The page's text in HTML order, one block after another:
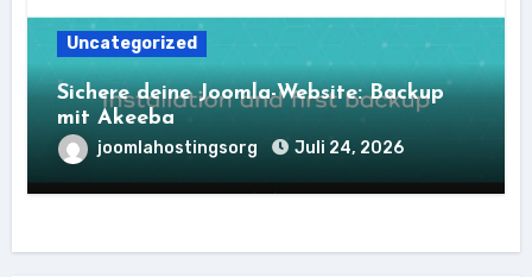
Uncategorized
Sichere deine Joomla-Website: Backup
mit Akeeba
joomlahostingsorg Juli 24, 2026